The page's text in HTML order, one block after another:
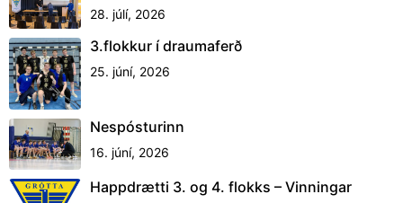
28. júlí, 2026
3.flokkur í draumaferð
25. júní, 2026
Nespósturinn
16. júní, 2026
Happdrætti 3. og 4. flokks – Vinningar